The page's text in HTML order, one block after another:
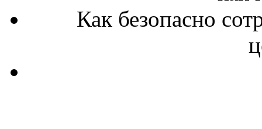
Как безопасно